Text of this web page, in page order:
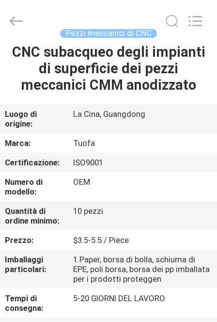
CASA.
PRODOTTI
SU
DI
NOI
VISITA
ALLA
FABBRICA
CONTROLLO
DELLA
QUALITÀ
CONTATTACI
Technology
Rights
Reserved.
Pezzi meccanici di CNC
CNC subacqueo degli impianti
di superficie dei pezzi
meccanici CMM anodizzato
Luogo di
origine:
La Cina, Guangdong
Marca:
Tuofa
Certificazione:
ISO9001
Numero di
modello:
OEM
Quantità di
ordine minimo:
10 pezzi
Prezzo:
$3.5-5.5 / Piece
Imballaggi
particolari:
1.Paper, borsa di bolla, schiuma di
EPE, poli borsa, borsa dei pp imballata
per i prodotti proteggen
Tempi di
consegna:
5-20 GIORNI DEL LAVORO